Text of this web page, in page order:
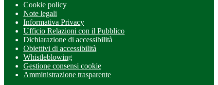
Cookie policy
Note legali
Informativa Privacy
Ufficio Relazioni con il Pubblico
Dichiarazione di accessibilità
Obiettivi di accessibilità
Whistleblowing
Gestione consensi cookie
Amministrazione trasparente